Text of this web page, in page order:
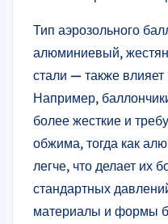
Тип аэрозольного
алюминиевый,
стали — также
Например,
более жесткие и
обжима, тогда как
легче, что делает их
стандартных
материалы и формы